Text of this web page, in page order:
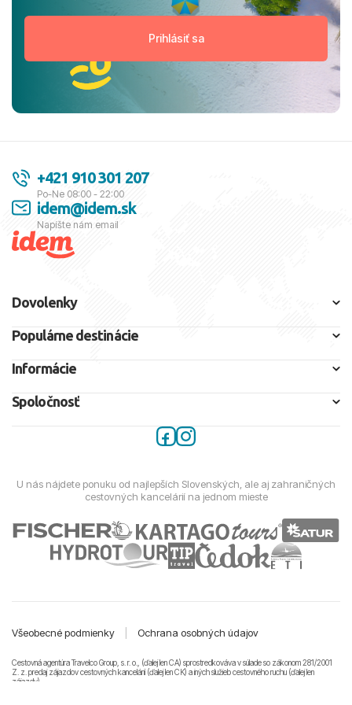
+421 910 301 207
Po-Ne 08:00 - 22:00
idem@idem.sk
Napíšte nám email
Dovolenky
Populárne destinácie
Informácie
Spoločnosť
U nás nájdete ponuku od najlepších Slovenských, ale aj zahraničných
cestovných kancelárií na jednom mieste
Všeobecné podmienky Ochrana osobných údajov
Cestovná agentúra Travelco Group, s. r. o., (ďalej len CA) sprostredkováva v súlade so zákonom 281/2001
Z. z. predaj zájazdov cestovných kancelárii (ďalej len CK) a iných služieb cestovného ruchu (ďalej len
zájazdy).